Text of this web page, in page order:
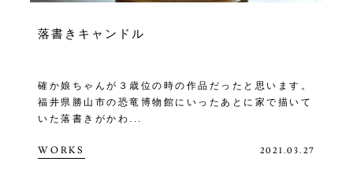
落書きキャンドル
確か娘ちゃんが３歳位の時の作品だったと思います。
福井県勝山市の恐竜博物館にいったあとに家で描いて
いた落書きがかわ...
WORKS 2021.03.27